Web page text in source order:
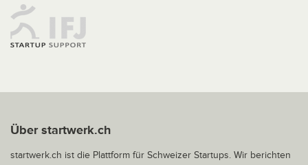
Über startwerk.ch
startwerk.ch ist die Plattform für Schweizer Startups. Wir berichten